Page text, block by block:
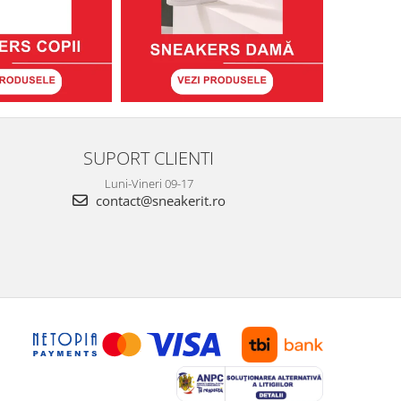
SUPORT CLIENTI
Luni-Vineri 09-17
contact@sneakerit.ro